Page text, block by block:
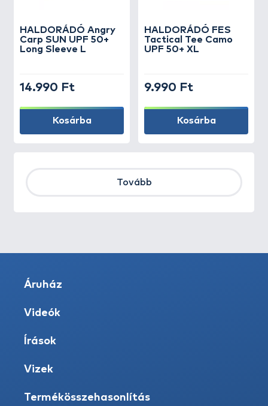
HALDORÁDÓ Angry
Carp SUN UPF 50+
Long Sleeve L
14.990 Ft
Kosárba
HALDORÁDÓ FES
Tactical Tee Camo
UPF 50+ XL
9.990 Ft
Kosárba
Tovább
Áruház
Videók
Írások
Vizek
Termékösszehasonlítás